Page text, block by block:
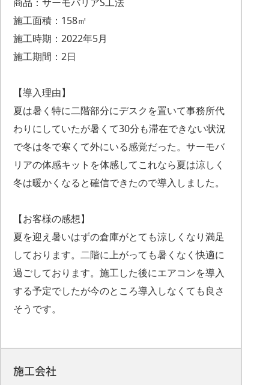
施工面積：158㎡
施工時期：2022年5月
施工期間：2日
【導入理由】
夏は暑く特に二階部分にデスクを置いて事務所代
わりにしていたが暑くて30分も滞在できない状況
で冬は冬で寒くて外にいる感覚だった。サーモバ
リアの体感キットを体感してこれなら夏は涼しく
冬は暖かくなると確信できたので導入しました。
【お客様の感想】
夏を迎え暑いはずの倉庫がとても涼しくなり満足
しております。二階に上がっても暑くなく快適に
過ごしております。施工した後にエアコンを導入
する予定でしたが今のところ導入しなくても良さ
そうです。
施工会社